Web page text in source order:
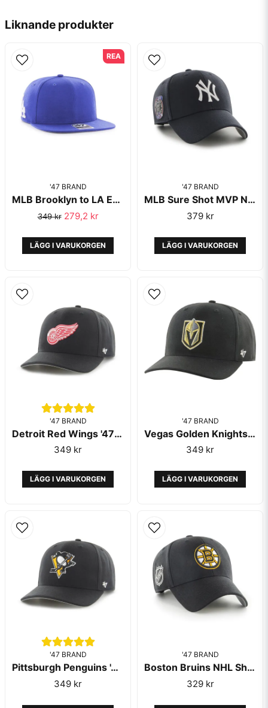
Mejladress
Ja, ni får publicera min fråga
Liknande produkter
'47 BRAND
MLB Brooklyn to LA Expansion Snapback Captain Royal - '47 Brand
349 kr 279,2 kr
LÄGG I VARUKORGEN
REA
'47 BRAND
MLB Sure Shot MVP New York Yankees Navy - '47 Brand
379 kr
LÄGG I VARUKORGEN
'47 BRAND
Detroit Red Wings '47 MVP Cold Zone Black
349 kr
LÄGG I VARUKORGEN
'47 BRAND
Vegas Golden Knights '47 MVP Cold Zone Black/Gold
349 kr
LÄGG I VARUKORGEN
'47 BRAND
Pittsburgh Penguins '47 MVP Cold Zone Black
349 kr
'47 BRAND
Boston Bruins NHL Shure Shot MVP Black - 47 Brand
329 kr